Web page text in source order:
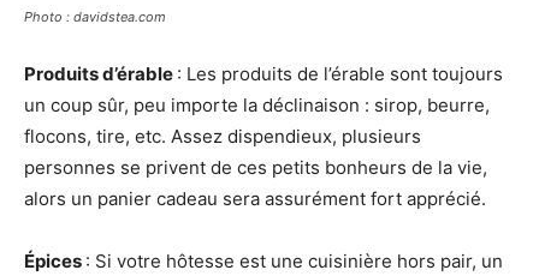
Photo : davidstea.com
Produits d’érable : Les produits de l’érable sont toujours
un coup sûr, peu importe la déclinaison : sirop, beurre,
flocons, tire, etc. Assez dispendieux, plusieurs
personnes se privent de ces petits bonheurs de la vie,
alors un panier cadeau sera assurément fort apprécié.
Épices : Si votre hôtesse est une cuisinière hors pair, un